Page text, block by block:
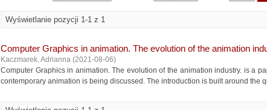
Wyświetlanie pozycji 1-1 z 1
Computer Graphics in animation. The evolution of the animation
Kaczmarek, Adrianna (2021-08-06)
Computer Graphics in animation. The evolution of the animation industry. is a
contemporary animation is being discussed. The introduction is built around the